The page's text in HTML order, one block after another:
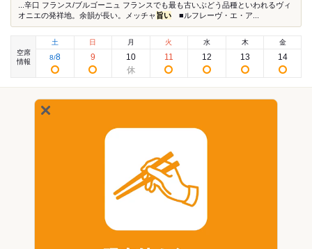
...辛口 フランス/ブルゴーニュ フランスでも最も古いぶどう品種といわれるヴィ
オニエの発祥地。余韻が長い。メッチャ 旨い ■ルフレーヴ・エ・ア...
空席
情報
土
8/8
日
9
月
10
火
11
水
12
木
13
金
14